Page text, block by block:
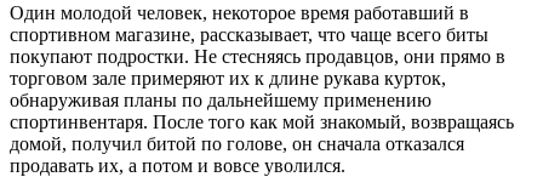
Один молодой человек, некоторое время работавший в
спортивном магазине, рассказывает, что чаще всего биты
покупают подростки. Не стесняясь продавцов, они прямо в
торговом зале примеряют их к длине рукава курток,
обнаруживая планы по дальнейшему применению
спортинвентаря. После того как мой знакомый, возвращаясь
домой, получил битой по голове, он сначала отказался
продавать их, а потом и вовсе уволился.